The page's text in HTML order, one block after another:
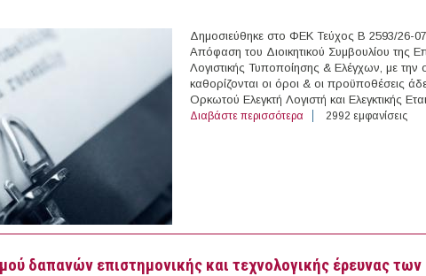
Δημοσιεύθηκε στο ΦΕΚ Τεύχος Β 2593/26-
Απόφαση του Διοικητικού Συμβουλίου της
Λογιστικής Τυποποίησης & Ελέγχων, με την
καθορίζονται οι όροι & οι προϋποθέσεις
Ορκωτού Ελεγκτή Λογιστή και Ελεγκτικής
Διαβάστε περισσότερα για Όροι και
2992 εμφανίσεις
δαπανών επιστημονικής και τεχνολογικής έρευνας